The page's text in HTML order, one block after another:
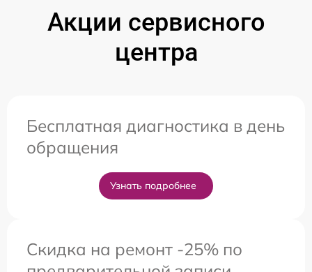
Акции сервисного
центра
Бесплатная диагностика в день
обращения
Узнать подробнее
Скидка на ремонт -25% по